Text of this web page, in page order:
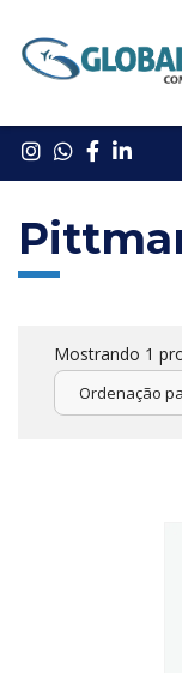
Mostrando 1
Ordenação